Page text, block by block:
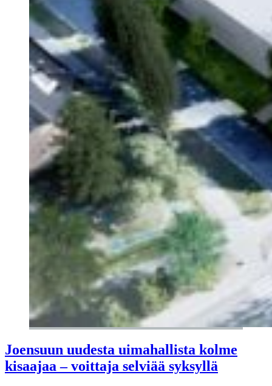
Joensuun uudesta uimahallista kolme
kisaajaa – voittaja selviää syksyllä